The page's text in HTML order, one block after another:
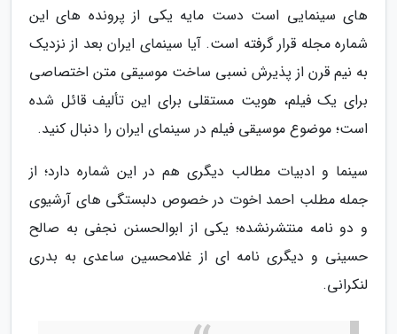
های سینمایی است دست مایه یکی از پرونده های این
شماره مجله قرار گرفته است. آیا سینمای ایران بعد از نزدیک
به نیم قرن از پذیرش نسبی ساخت موسیقی متن اختصاصی
برای یک فیلم، هویت مستقلی برای این تألیف قائل شده
است؛ موضوع موسیقی فیلم در سینمای ایران را دنبال کنید.
سینما و ادبیات مطالب دیگری هم در این شماره دارد؛ از
جمله مطلب احمد اخوت در خصوص دلبستگی های آرشیوی
و دو نامه منتشرنشده؛ یکی از ابوالحسنن نجفی به صالح
حسینی و دیگری نامه ای از غلامحسین ساعدی به بدری
لنکرانی.